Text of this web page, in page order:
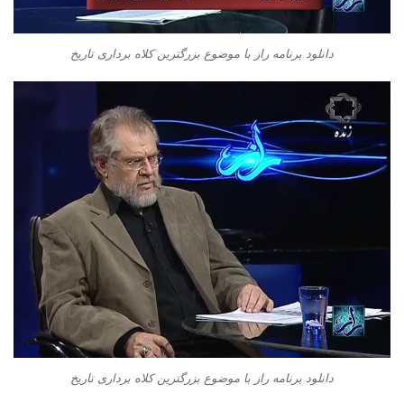
دانلود برنامه راز با موضوع بزرگترین کلاه برداری تاریخ
دانلود برنامه راز با موضوع بزرگترین کلاه برداری تاریخ